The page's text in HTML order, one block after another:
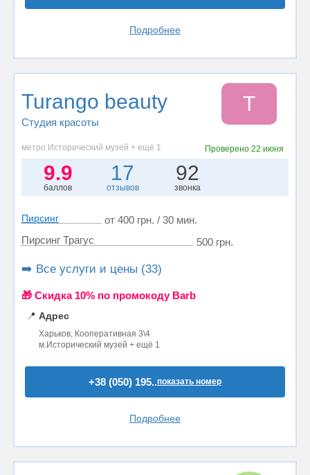
Подробнее
Turango beauty
Студия красоты
T
метро Исторический музей + ещё 1 Проверено 22 июня
9.9
баллов
17
отзывов
92
звонка
Пирсинг
от 400 грн. / 30 мин.
Пирсинг Трагус
500 грн.
➡️ Все услуги и цены (33)
🎁 Cкидка 10% по промокоду Barb
📍 Адрес
Харьков, Кооперативная 3\4
м.Исторический музей + ещё 1
+38 (050) 195..показать номер
Подробнее